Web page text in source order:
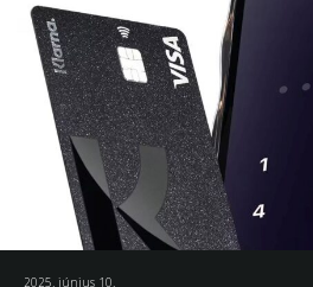
2025. június 10.